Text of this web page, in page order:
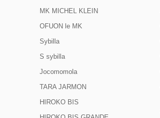
MK MICHEL KLEIN
OFUON le MK
Sybilla
S sybilla
Jocomomola
TARA JARMON
HIROKO BIS